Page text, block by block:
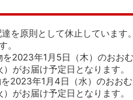
を原則として休止していま
。
2023年1月5日（木）のおお
がお届け予定日となります。
2023年1月4日（水）のおお
がお届け予定日となります。